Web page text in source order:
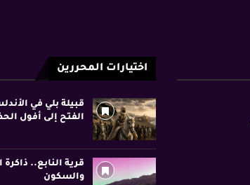
اختيارات المحررين
قبيلة بلي في
الفتح إلى أفول
قرية النابع.. ذاكرة
والسكون